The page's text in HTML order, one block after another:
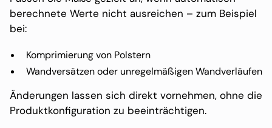
berechnete Werte nicht ausreichen – zum Beispiel
bei:
Komprimierung von Polstern
Wandversätzen oder unregelmäßigen Wandverläufen
Änderungen lassen sich direkt vornehmen, ohne die
Produktkonfiguration zu beeinträchtigen.